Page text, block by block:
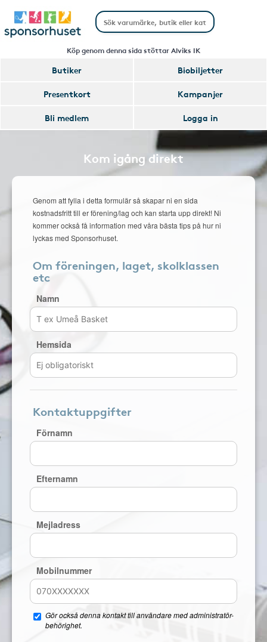
Köp genom denna sida stöttar Alviks IK
Butiker
Biobiljetter
Presentkort
Kampanjer
Bli medlem
Logga in
Kom igång direkt
Genom att fylla i detta formulär så skapar ni en sida
kostnadsfritt till er förening/lag och kan starta upp direkt! Ni
kommer också få information med våra bästa tips på hur ni
lyckas med Sponsorhuset.
Om föreningen, laget, skolklassen
etc
Namn
Hemsida
Kontaktuppgifter
Förnamn
Efternamn
Mejladress
Mobilnummer
Gör också denna kontakt till användare med administratör-
behörighet.